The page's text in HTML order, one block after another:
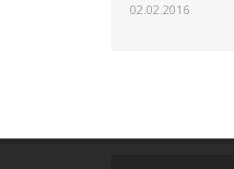
02.02.2016